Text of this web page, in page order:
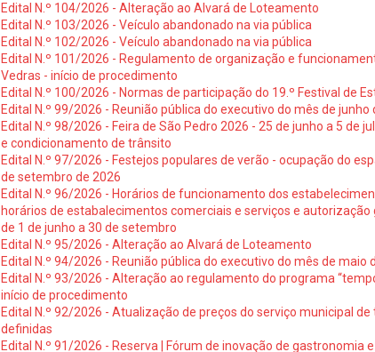
Edital N.º 104/2026 - Alteração ao Alvará de Loteamento
Edital N.º 103/2026 - Veículo abandonado na via pública
Edital N.º 102/2026 - Veículo abandonado na via pública
Edital N.º 101/2026 - Regulamento de organização e
Vedras - início de procedimento
Edital N.º 100/2026 - Normas de participação do 19.º Festival de
Edital N.º 99/2026 - Reunião pública do executivo do mês de junho
Edital N.º 98/2026 - Feira de São Pedro 2026 - 25 de junho a 5 de
e condicionamento de trânsito
Edital N.º 97/2026 - Festejos populares de verão - ocupação do
de setembro de 2026
Edital N.º 96/2026 - Horários de funcionamento dos
horários de estabalecimentos comerciais e serviços e
de 1 de junho a 30 de setembro
Edital N.º 95/2026 - Alteração ao Alvará de Loteamento
Edital N.º 94/2026 - Reunião pública do executivo do mês de maio
Edital N.º 93/2026 - Alteração ao regulamento do programa
início de procedimento
Edital N.º 92/2026 - Atualização de preços do serviço municipal
definidas
Edital N.º 91/2026 - Reserva | Fórum de inovação de gastronomia